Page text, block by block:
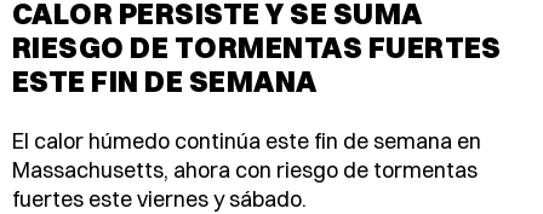
CALOR PERSISTE Y SE SUMA
RIESGO DE TORMENTAS FUERTES
ESTE FIN DE SEMANA
El calor húmedo continúa este fin de semana en
Massachusetts, ahora con riesgo de tormentas
fuertes este viernes y sábado.